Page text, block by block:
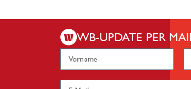
WB-UPDATE PER